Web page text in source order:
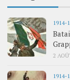
1914-
2
1914-